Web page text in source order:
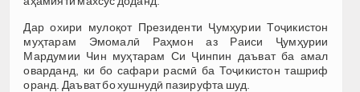
Дар охири мулоқот Президенти Ҷумҳурии Тоҷикистон
муҳтарам Эмомалӣ Раҳмон аз Раиси Ҷумҳурии
Мардумии Чин муҳтарам Си Ҷинпин даъват ба амал
оварданд, ки бо сафари расмӣ ба Тоҷикистон ташриф
оранд. Даъват бо хушнудӣ пазируфта шуд.